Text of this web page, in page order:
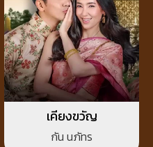
เคียงขวัญ
กัน นภัทร